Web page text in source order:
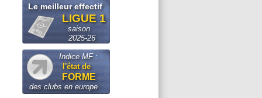
Le meilleur effectif
LIGUE 1
saison
2025-26
Indice MF :
l'état de
FORME
des clubs en europe